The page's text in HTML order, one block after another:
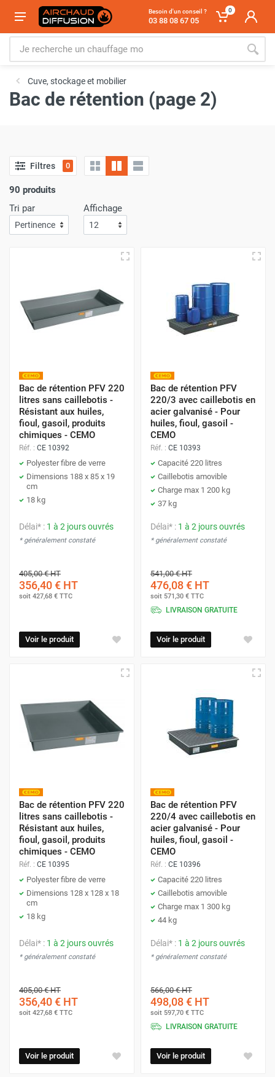
Besoin d'un conseil ?
03 88 08 67 05
0
Cuve, stockage et mobilier
Bac de rétention (page 2)
Filtres 0
90 produits
Tri par
Affichage
Bac de rétention PFV 220
litres sans caillebotis -
Résistant aux huiles,
fioul, gasoil, produits
chimiques - CEMO
Réf. : CE 10392
Polyester fibre de verre
Dimensions 188 x 85 x 19
cm
18 kg
Délai* : 1 à 2 jours ouvrés
* généralement constaté
405,00 €HT
356,40 € HT
soit 427,68 € TTC
Voir le produit
Bac de rétention PFV
220/3 avec caillebotis en
acier galvanisé - Pour
huiles, fioul, gasoil -
CEMO
Réf. : CE 10393
Capacité 220 litres
Caillebotis amovible
Charge max 1 200 kg
37 kg
Délai* : 1 à 2 jours ouvrés
* généralement constaté
541,00 €HT
476,08 € HT
soit 571,30 € TTC
LIVRAISON GRATUITE
Voir le produit
Bac de rétention PFV 220
litres sans caillebotis -
Résistant aux huiles,
fioul, gasoil, produits
chimiques - CEMO
Réf. : CE 10395
Polyester fibre de verre
Dimensions 128 x 128 x 18
cm
18 kg
Délai* : 1 à 2 jours ouvrés
* généralement constaté
405,00 €HT
356,40 € HT
soit 427,68 € TTC
Voir le produit
Bac de rétention PFV
220/4 avec caillebotis en
acier galvanisé - Pour
huiles, fioul, gasoil -
CEMO
Réf. : CE 10396
Capacité 220 litres
Caillebotis amovible
Charge max 1 300 kg
44 kg
Délai* : 1 à 2 jours ouvrés
* généralement constaté
566,00 €HT
498,08 € HT
soit 597,70 € TTC
LIVRAISON GRATUITE
Voir le produit